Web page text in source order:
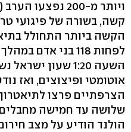
קשה, בשורה של פיגועי
הקשה ביותר התחולל
לפחות 118 בני
השעה 1:20 שעון
אוטומטי ופיצוצים, ואז
הצרפתיים פרצו
שלושה עד חמישה
הולנד הודיע על מצב